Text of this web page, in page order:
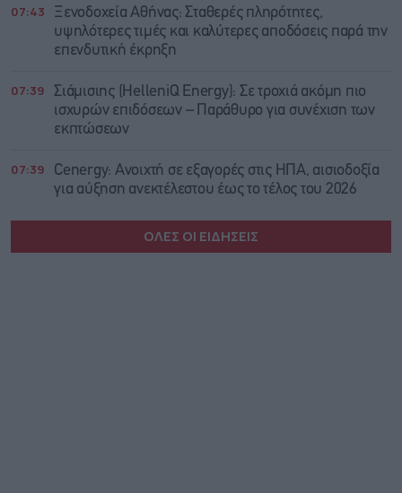
07:43
Ξενοδοχεία Αθήνας: Σταθερές πληρότητες,
υψηλότερες τιμές και καλύτερες αποδόσεις παρά την
επενδυτική έκρηξη
07:39
Σιάμισιης (HelleniQ Energy): Σε τροχιά ακόμη πιο
ισχυρών επιδόσεων – Παράθυρο για συνέχιση των
εκπτώσεων
07:39
Cenergy: Ανοιχτή σε εξαγορές στις ΗΠΑ, αισιοδοξία
για αύξηση ανεκτέλεστου έως το τέλος του 2026
ΟΛΕΣ ΟΙ ΕΙΔΗΣΕΙΣ